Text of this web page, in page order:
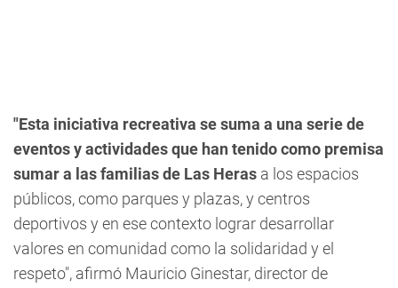
"Esta iniciativa recreativa se suma a una serie de
eventos y actividades que han tenido como premisa
sumar a las familias de Las Heras a los espacios
públicos, como parques y plazas, y centros
deportivos y en ese contexto lograr desarrollar
valores en comunidad como la solidaridad y el
respeto", afirmó Mauricio Ginestar, director de